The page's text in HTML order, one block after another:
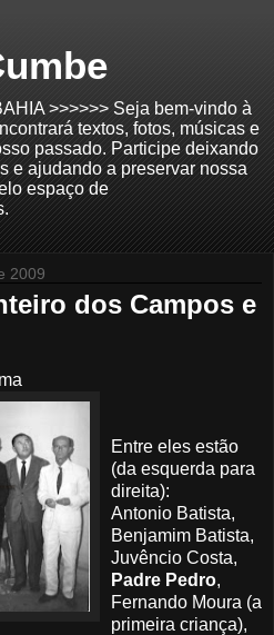
>>>>>> Seja bem-vindo à
textos, fotos, músicas e
passado. Participe deixando
e ajudando a preservar nossa
espaço de
2009
dos Campos e
Entre eles estão
(da esquerda para
direita):
Antonio Batista,
Benjamim Batista,
Juvêncio Costa,
Padre Pedro,
Fernando Moura (a
primeira criança),